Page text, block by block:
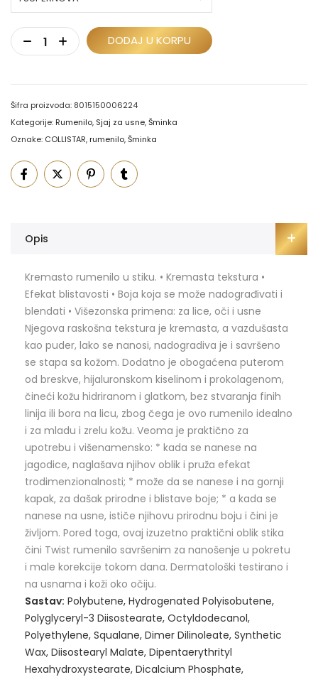
DODAJ U KORPU
Šifra proizvoda: 8015150006224
Kategorije: Rumenilo, Sjaj za usne,Šminka
Oznake: COLLISTAR, rumenilo,Šminka
Opis
Kremasto rumenilo u stiku. • Kremasta tekstura •
Efekat blistavosti • Boja koja se može nadograđivati i
blendati • Višezonska primena: za lice, oči i usne
Njegova raskošna tekstura je kremasta, a vazdušasta
kao puder, lako se nanosi, nadogradiva je i savršeno
se stapa sa kožom. Dodatno je obogaćena puterom
od breskve, hijaluronskom kiselinom i prokolagenom,
čineći kožu hidriranom i glatkom, bez stvaranja finih
linija ili bora na licu, zbog čega je ovo rumenilo idealno
i za mladu i zrelu kožu. Veoma je praktično za
upotrebu i višenamensko: * kada se nanese na
jagodice, naglašava njihov oblik i pruža efekat
trodimenzionalnosti; * može da se nanese i na gornji
kapak, za dašak prirodne i blistave boje; * a kada se
nanese na usne, ističe njihovu prirodnu boju i čini je
življom. Pored toga, ovaj izuzetno praktični oblik stika
čini Twist rumenilo savršenim za nanošenje u pokretu
i male korekcije tokom dana. Dermatološki testirano i
na usnama i koži oko očiju.
Sastav: Polybutene, Hydrogenated Polyisobutene,
Polyglyceryl-3 Diisostearate, Octyldodecanol,
Polyethylene, Squalane, Dimer Dilinoleate, Synthetic
Wax, Diisostearyl Malate, Dipentaerythrityl
Hexahydroxystearate, Dicalcium Phosphate,